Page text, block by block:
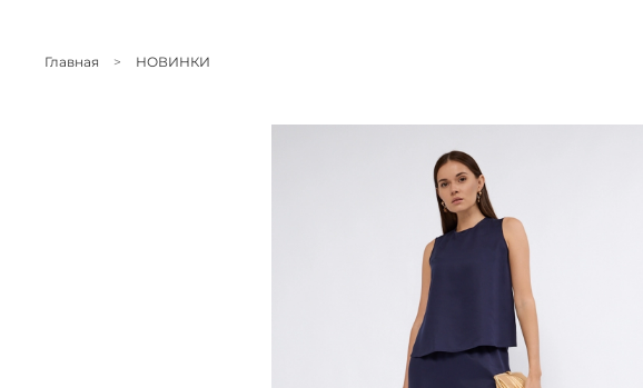
Главная НОВИНКИ